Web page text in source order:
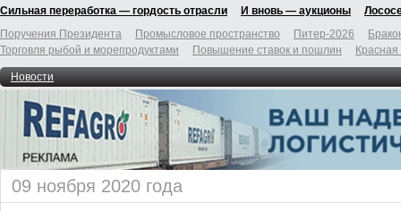
Сильная переработка — гордость отрасли И вновь — аукционы
Поручения Президента
Промысловое пространство Питер-2026
Торговля рыбой и морепродуктами
Повышение ставок и пошлин
Новости
09 ноября 2020 года